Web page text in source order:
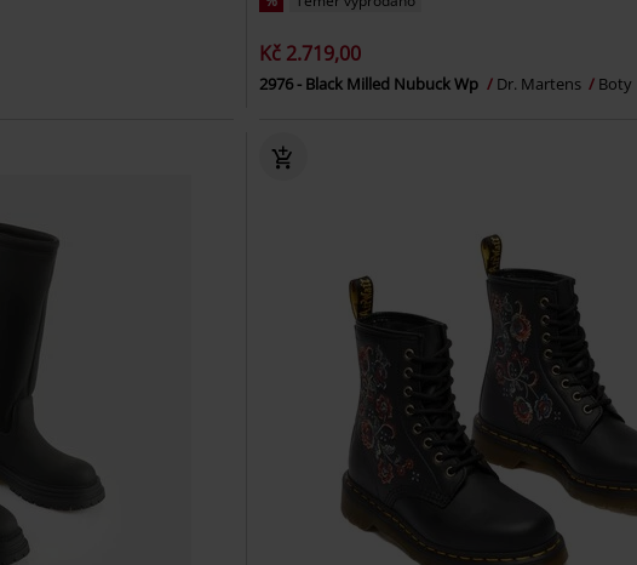
Kč 2.719,00
2976 - Black Milled Nubuck Wp Dr. Martens Boty